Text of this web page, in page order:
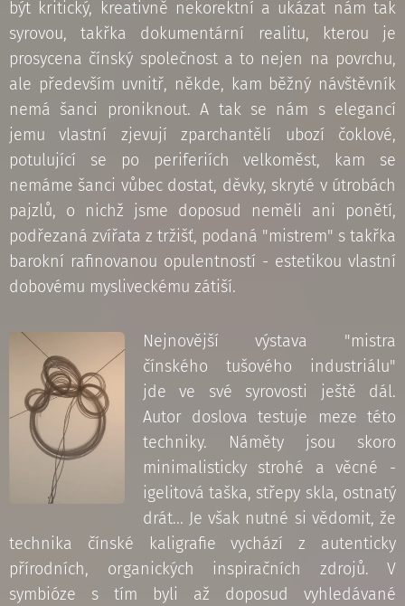
být kritický, kreativně nekorektní a ukázat nám tak
syrovou, takřka dokumentární realitu, kterou je
prosycena čínský společnost a to nejen na povrchu,
ale především uvnitř, někde, kam běžný návštěvník
nemá šanci proniknout. A tak se nám s elegancí
jemu vlastní zjevují zparchantělí ubozí čoklové,
potulující se po periferiích velkoměst, kam se
nemáme šanci vůbec dostat, děvky, skryté v útrobách
pajzlů, o nichž jsme doposud neměli ani ponětí,
podřezaná zvířata z tržišť, podaná "mistrem" s takřka
barokní rafinovanou opulentností - estetikou vlastní
dobovému mysliveckému zátiší.
Nejnovější výstava "mistra
čínského tušového industriálu"
jde ve své syrovosti ještě dál.
Autor doslova testuje meze této
techniky. Náměty jsou skoro
minimalisticky strohé a věcné -
igelitová taška, střepy skla, ostnatý
drát... Je však nutné si vědomit, že
technika čínské kaligrafie vychází z autenticky
přírodních, organických inspiračních zdrojů. V
symbióze s tím byli až doposud vyhledávané